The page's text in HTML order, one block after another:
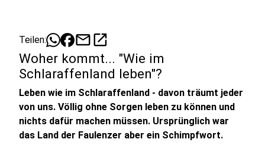
Teilen: mailopen_in_new
Woher kommt... "Wie im
Schlaraffenland leben"?
Leben wie im Schlaraffenland - davon träumt jeder
von uns. Völlig ohne Sorgen leben zu können und
nichts dafür machen müssen. Ursprünglich war
das Land der Faulenzer aber ein Schimpfwort.